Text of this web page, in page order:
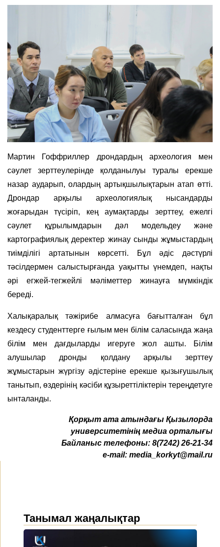
Мартин Гоффриллер дрондардың археология мен
сәулет зерттеулерінде қолданылуы туралы ерекше
назар аударып, олардың артықшылықтарын атап өтті.
Дрондар арқылы археологиялық нысандарды
жоғарыдан түсіріп, кең аумақтарды зерттеу, ежелгі
сәулет құрылымдарын дәл модельдеу және
картографиялық деректер жинау сынды жұмыстардың
тиімділігі артатынын көрсетті. Бұл әдіс дәстүрлі
тәсілдермен салыстырғанда уақытты үнемдеп, нақты
әрі егжей-тегжейлі мәліметтер жинауға мүмкіндік
береді.
Халықаралық тәжірибе алмасуға бағытталған бұл
кездесу студенттерге ғылым мен білім саласында жаңа
білім мен дағдыларды игеруге жол ашты. Білім
алушылар дронды қолдану арқылы зерттеу
жұмыстарын жүргізу әдістеріне ерекше қызығушылық
танытып, өздерінің кәсіби құзыреттіліктерін тереңдетуге
ынталанды.
Қорқыт ата атындағы Қызылорда
университетінің медиа орталығы
Байланыс телефоны: 8(7242) 26-21-34
e-mail: media_korkyt@mail.ru
Танымал жаңалықтар